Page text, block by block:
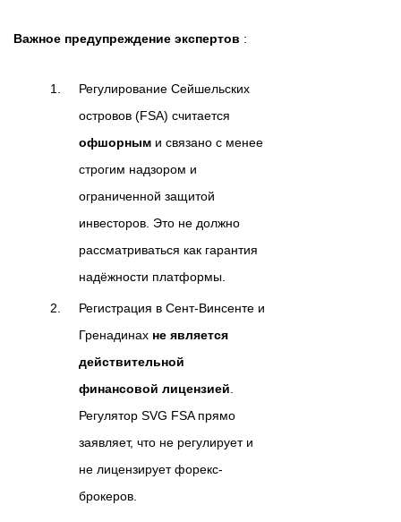
Важное предупреждение экспертов :
Регулирование Сейшельских
островов (FSA) считается
офшорным и связано с менее
строгим надзором и
ограниченной защитой
инвесторов. Это не должно
рассматриваться как гарантия
надёжности платформы.
Регистрация в Сент-Винсенте и
Гренадинах не является
действительной
финансовой лицензией.
Регулятор SVG FSA прямо
заявляет, что не регулирует и
не лицензирует форекс-
брокеров.